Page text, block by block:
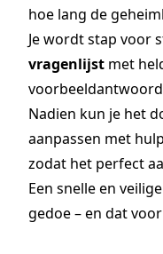
hoe lang de
Je wordt stap voor
vragenlijst met
Nadien kun je het
aanpassen met
zodat het perfect
Een snelle en
gedoe – en dat